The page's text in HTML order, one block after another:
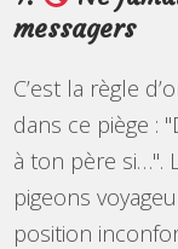
messagers
C’est la règle
dans ce piège :
à ton père si…".
pigeons
position